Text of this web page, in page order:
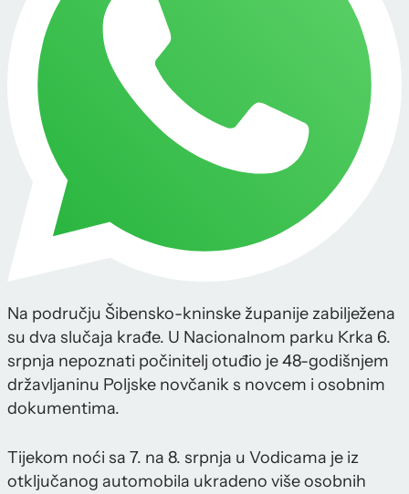
Na području Šibensko-kninske županije zabilježena
su dva slučaja krađe. U Nacionalnom parku Krka 6.
srpnja nepoznati počinitelj otuđio je 48-godišnjem
državljaninu Poljske novčanik s novcem i osobnim
dokumentima.
Tijekom noći sa 7. na 8. srpnja u Vodicama je iz
otključanog automobila ukradeno više osobnih